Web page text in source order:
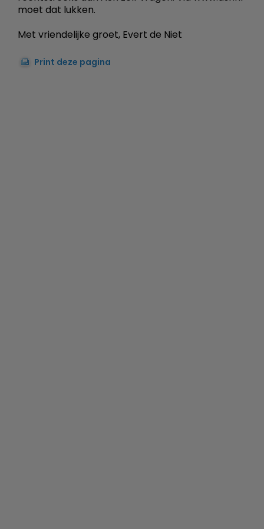
moet dat lukken.
Met vriendelijke groet, Evert de Niet
Print deze pagina